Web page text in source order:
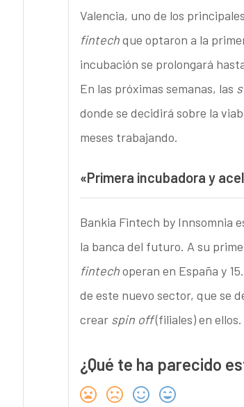
Valencia, uno de los principales
fintechque optaron a la
incubación se prolongará
En las próximas semanas, las
donde se decidirá sobre la
meses trabajando.
«Primera incubadora y
Bankia Fintech by Innsomnia
la banca del futuro. A su
fintechoperan en España y
de este nuevo sector, que se
crear spin off(filiales) en ellos.
¿Qué te ha parecido